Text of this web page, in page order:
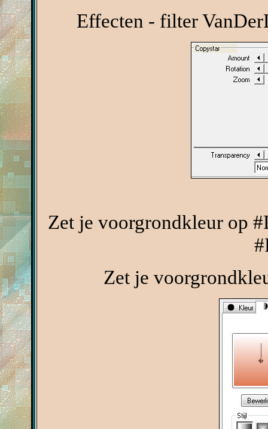
Effecten - filter
Zet je voorgrondkleur op
Zet je